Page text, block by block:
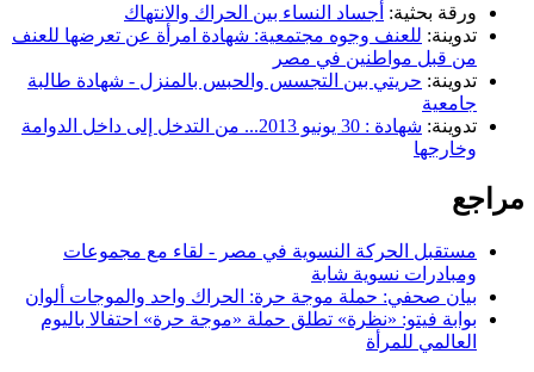
ورقة بحثية: أجساد النساء بين الحراك والانتهاك
تدوينة: للعنف وجوه مجتمعية: شهادة امرأة عن تعرضها للعنف
من قبل مواطنين في مصر
تدوينة: حريتي بين التجسس والحبس بالمنزل - شهادة طالبة
جامعية
تدوينة:
شهادة : 30 يونيو 2013... من التدخل إلى داخل الدوامة
وخارجها
مراجع
مستقبل الحركة النسوية في مصر - لقاء مع مجموعات
ومبادرات نسوية شابة
بيان صحفي: حملة موجة حرة: الحراك واحد والموجات ألوان
بوابة فيتو: «نظرة» تطلق حملة «موجة حرة» احتفالا باليوم
العالمي للمرأة